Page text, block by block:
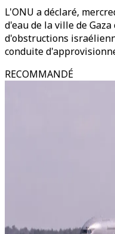
L'ONU a déclaré,
d'eau de la ville de
d'obstructions
conduite
RECOMMANDÉ